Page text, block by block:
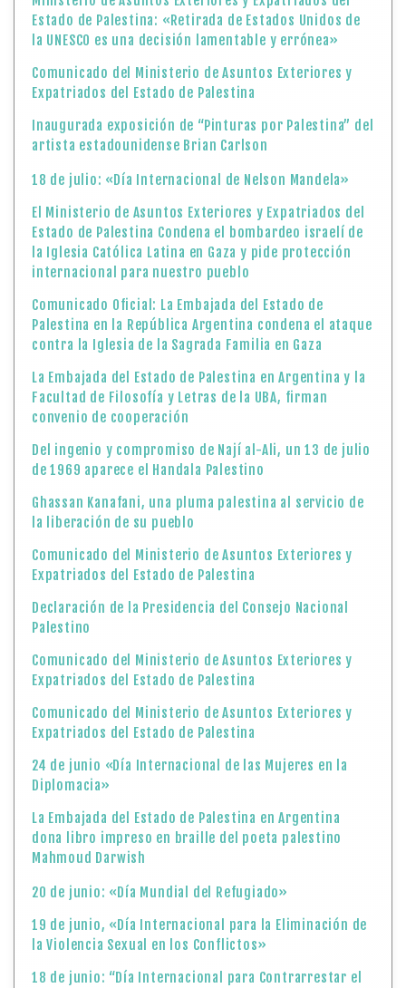
Estado de Palestina: «Retirada de Estados Unidos de
la UNESCO es una decisión lamentable y errónea»
Comunicado del Ministerio de Asuntos Exteriores y
Expatriados del Estado de Palestina
Inaugurada exposición de “Pinturas por Palestina” del
artista estadounidense Brian Carlson
18 de julio: «Día Internacional de Nelson Mandela»
El Ministerio de Asuntos Exteriores y Expatriados del
Estado de Palestina Condena el bombardeo israelí de
la Iglesia Católica Latina en Gaza y pide protección
internacional para nuestro pueblo
Comunicado Oficial: La Embajada del Estado de
Palestina en la República Argentina condena el ataque
contra la Iglesia de la Sagrada Familia en Gaza
La Embajada del Estado de Palestina en Argentina y la
Facultad de Filosofía y Letras de la UBA, firman
convenio de cooperación
Del ingenio y compromiso de Nají al-Ali, un 13 de julio
de 1969 aparece el Handala Palestino
Ghassan Kanafani, una pluma palestina al servicio de
la liberación de su pueblo
Comunicado del Ministerio de Asuntos Exteriores y
Expatriados del Estado de Palestina
Declaración de la Presidencia del Consejo Nacional
Palestino
Comunicado del Ministerio de Asuntos Exteriores y
Expatriados del Estado de Palestina
Comunicado del Ministerio de Asuntos Exteriores y
Expatriados del Estado de Palestina
24 de junio «Día Internacional de las Mujeres en la
Diplomacia»
La Embajada del Estado de Palestina en Argentina
dona libro impreso en braille del poeta palestino
Mahmoud Darwish
20 de junio: «Día Mundial del Refugiado»
19 de junio, «Día Internacional para la Eliminación de
la Violencia Sexual en los Conflictos»
18 de junio: “Día Internacional para Contrarrestar el